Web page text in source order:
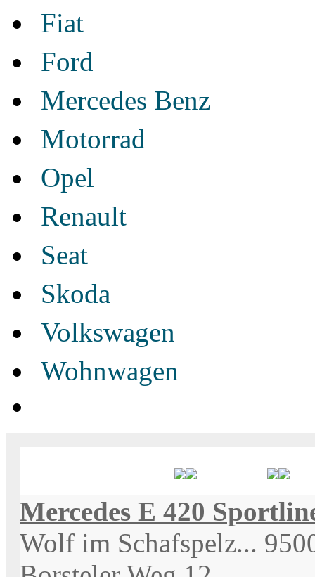
Fiat
Ford
Mercedes Benz
Motorrad
Opel
Renault
Seat
Skoda
Volkswagen
Wohnwagen
Mercedes E 420
Wolf im Schafspelz...